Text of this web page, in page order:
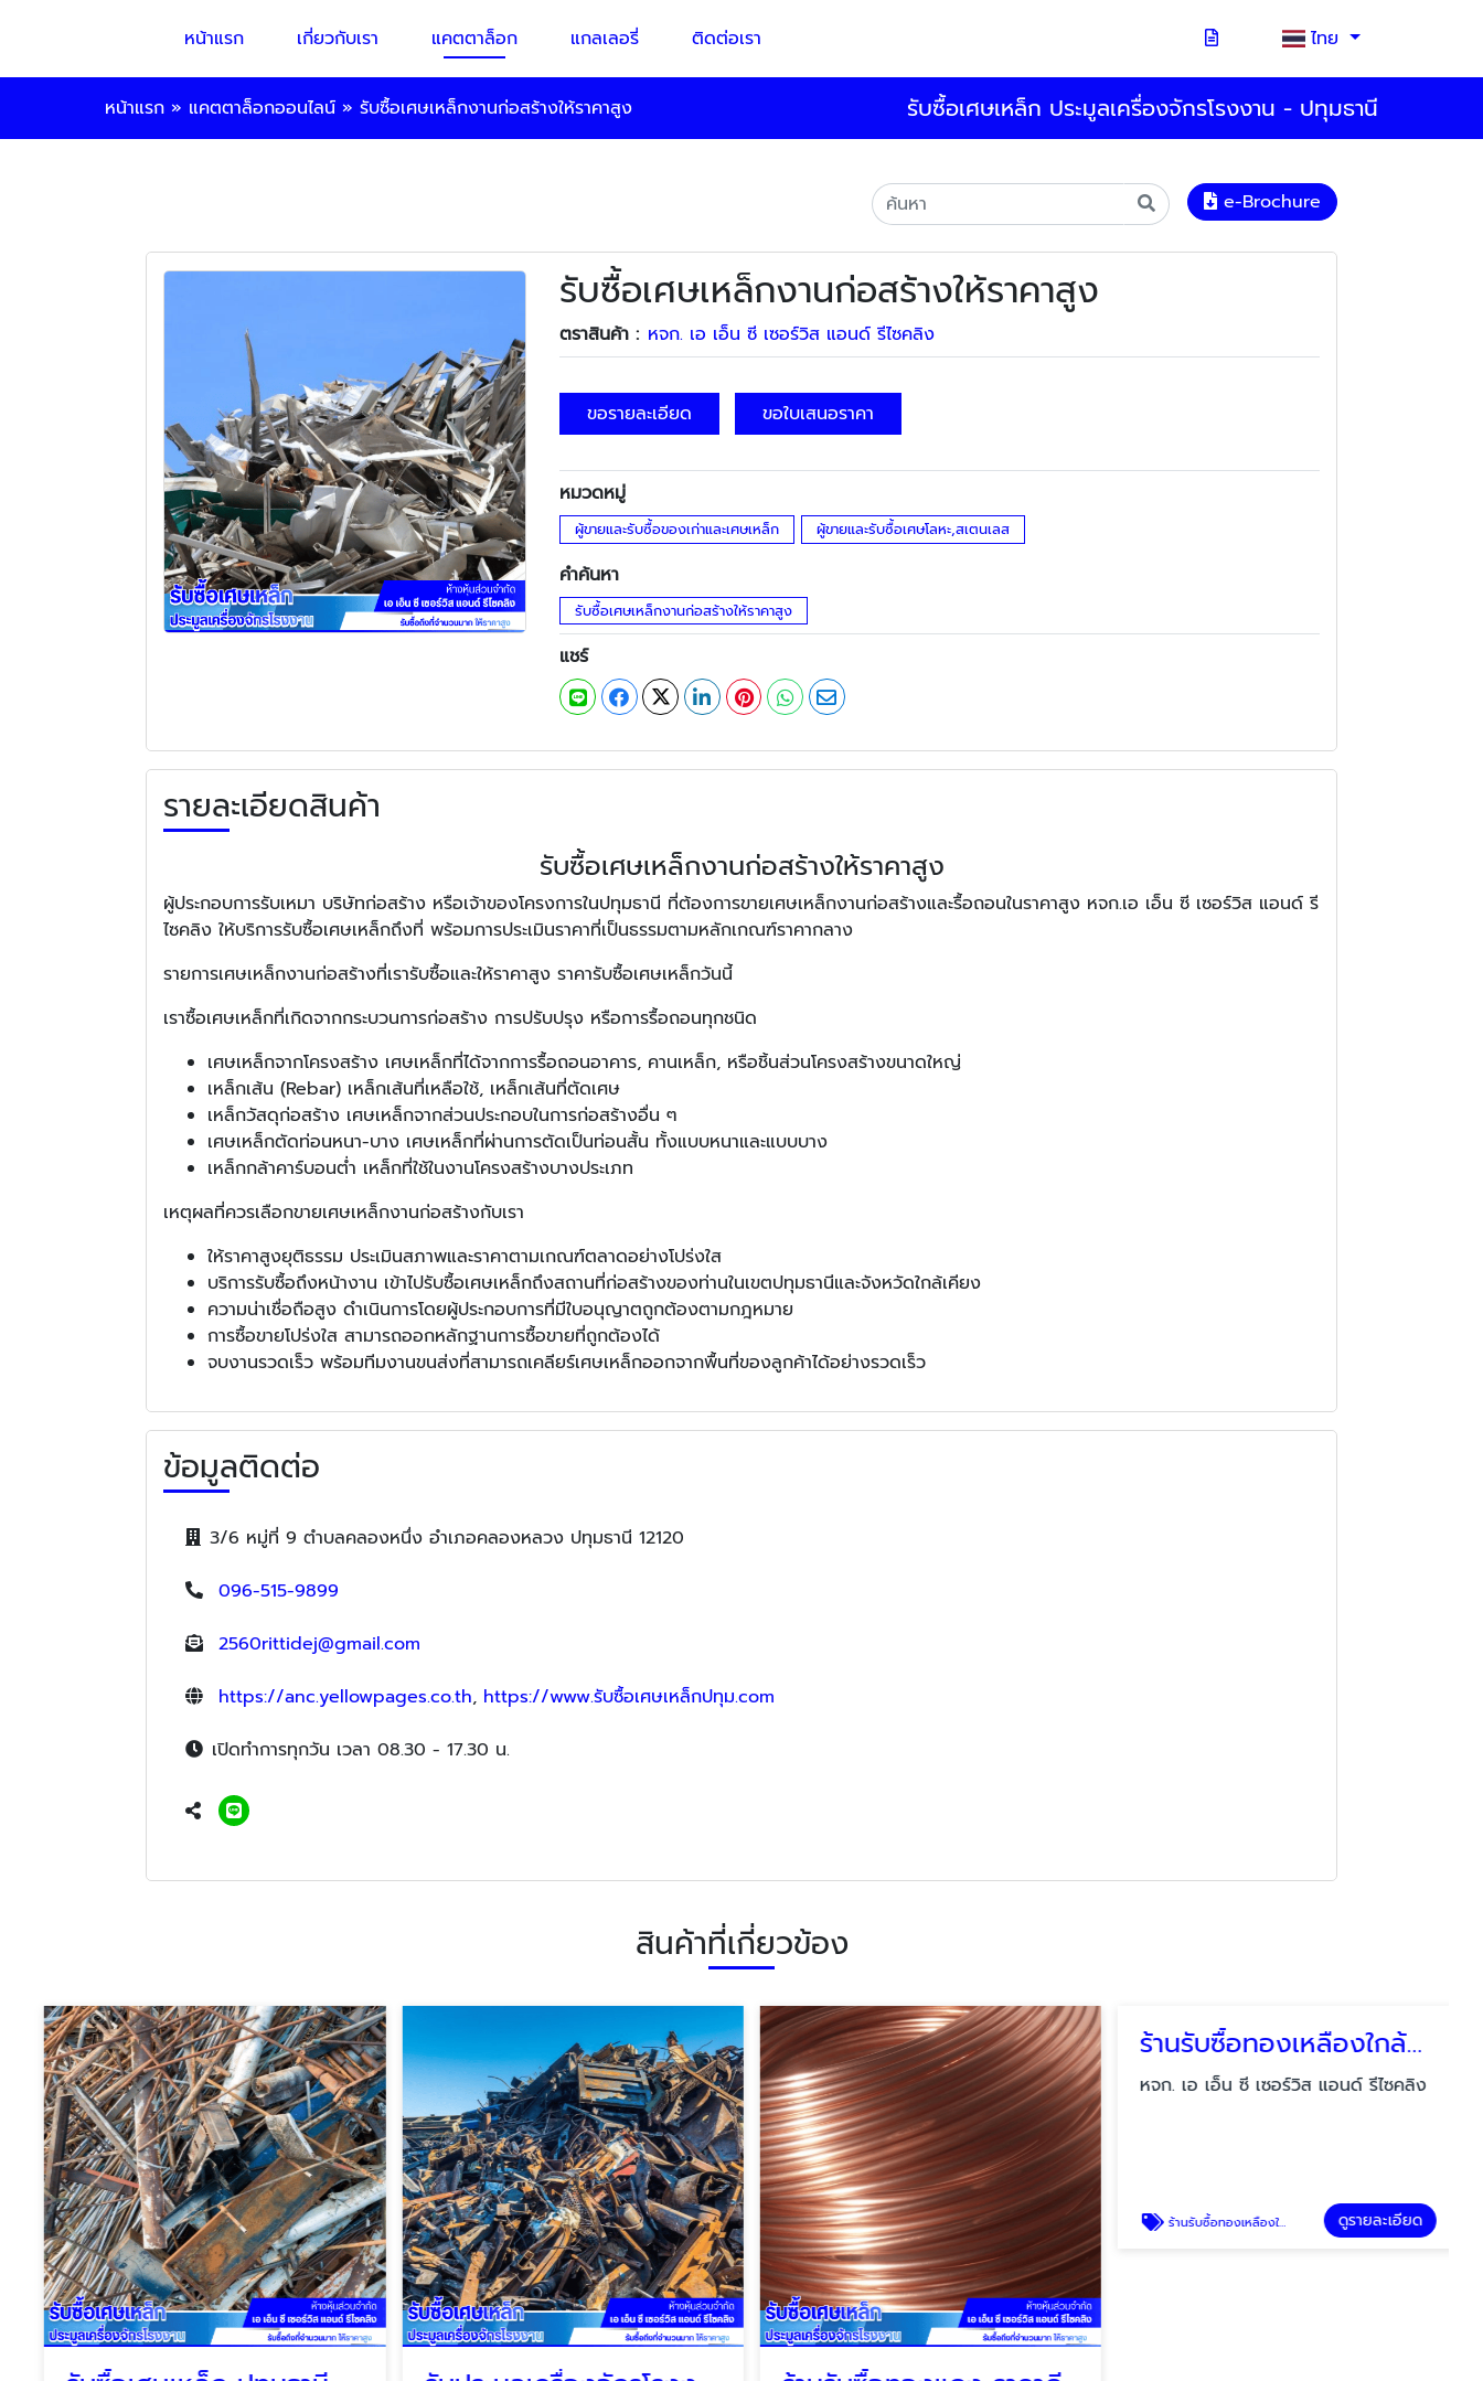
หน้าแรก เกี่ยวกับเรา แคตตาล็อก แกลเลอรี่ ติดต่อเรา ไทย
หน้าแรก » แคตตาล็อกออนไลน์ » รับซื้อเศษเหล็กงานก่อสร้างให้ราคาสูง รับซื้อเศษเหล็ก ประมูลเครื่องจักรโรงงาน - ปทุมธานี
e-Brochure
รับซื้อเศษเหล็กงานก่อสร้างให้ราคาสูง
ตราสินค้า : หจก. เอ เอ็น ซี เซอร์วิส แอนด์ รีไซคลิง
ขอรายละเอียด ขอใบเสนอราคา
หมวดหมู่
ผู้ขายและรับซื้อของเก่าและเศษเหล็ก ผู้ขายและรับซื้อเศษโลหะ,สเตนเลส
คำค้นหา
รับซื้อเศษเหล็กงานก่อสร้างให้ราคาสูง
แชร์
รายละเอียดสินค้า
รับซื้อเศษเหล็กงานก่อสร้างให้ราคาสูง
ผู้ประกอบการรับเหมา บริษัทก่อสร้าง หรือเจ้าของโครงการในปทุมธานี ที่ต้องการขายเศษเหล็กงานก่อสร้างและรื้อถอนในราคาสูง หจก.เอ เอ็น ซี เซอร์วิส แอนด์ รี
ไซคลิง ให้บริการรับซื้อเศษเหล็กถึงที่ พร้อมการประเมินราคาที่เป็นธรรมตามหลักเกณฑ์ราคากลาง
รายการเศษเหล็กงานก่อสร้างที่เรารับซื้อและให้ราคาสูง ราคารับซื้อเศษเหล็กวันนี้
เราซื้อเศษเหล็กที่เกิดจากกระบวนการก่อสร้าง การปรับปรุง หรือการรื้อถอนทุกชนิด
เศษเหล็กจากโครงสร้าง เศษเหล็กที่ได้จากการรื้อถอนอาคาร, คานเหล็ก, หรือชิ้นส่วนโครงสร้างขนาดใหญ่
เหล็กเส้น (Rebar) เหล็กเส้นที่เหลือใช้, เหล็กเส้นที่ตัดเศษ
เหล็กวัสดุก่อสร้าง เศษเหล็กจากส่วนประกอบในการก่อสร้างอื่น ๆ
เศษเหล็กตัดท่อนหนา-บาง เศษเหล็กที่ผ่านการตัดเป็นท่อนสั้น ทั้งแบบหนาและแบบบาง
เหล็กกล้าคาร์บอนต่ำ เหล็กที่ใช้ในงานโครงสร้างบางประเภท
เหตุผลที่ควรเลือกขายเศษเหล็กงานก่อสร้างกับเรา
ให้ราคาสูงยุติธรรม ประเมินสภาพและราคาตามเกณฑ์ตลาดอย่างโปร่งใส
บริการรับซื้อถึงหน้างาน เข้าไปรับซื้อเศษเหล็กถึงสถานที่ก่อสร้างของท่านในเขตปทุมธานีและจังหวัดใกล้เคียง
ความน่าเชื่อถือสูง ดำเนินการโดยผู้ประกอบการที่มีใบอนุญาตถูกต้องตามกฎหมาย
การซื้อขายโปร่งใส สามารถออกหลักฐานการซื้อขายที่ถูกต้องได้
จบงานรวดเร็ว พร้อมทีมงานขนส่งที่สามารถเคลียร์เศษเหล็กออกจากพื้นที่ของลูกค้าได้อย่างรวดเร็ว
ข้อมูลติดต่อ
3/6 หมู่ที่ 9 ตำบลคลองหนึ่ง อำเภอคลองหลวง ปทุมธานี 12120
096-515-9899
2560rittidej@gmail.com
https://anc.yellowpages.co.th, https://www.รับซื้อเศษเหล็กปทุม.com
เปิดทำการทุกวัน เวลา 08.30 - 17.30 น.
สินค้าที่เกี่ยวข้อง
ร้านรับซื้อทองเหลืองใกล้ฉัน
หจก. เอ เอ็น ซี เซอร์วิส แอนด์ รีไซคลิง
ร้านรับซื้อทองเหลืองใกล้ฉัน ดูรายละเอียด